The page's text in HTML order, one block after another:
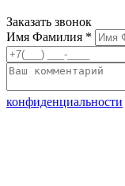
Заказать звонок
Имя Фамилия *
конфиденциальности